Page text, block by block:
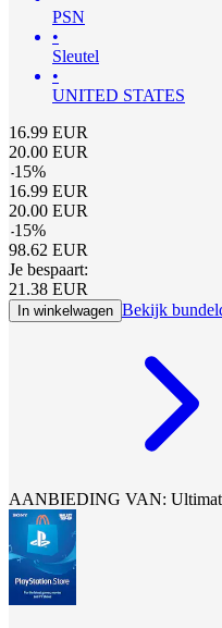
PSN
•
Sleutel
•
UNITED STATES
16.99 EUR
20.00 EUR
-15%
16.99 EUR
20.00 EUR
-15%
98.62 EUR
Je bespaart:
21.38 EUR
In winkelwagen Bekijk
AANBIEDING VAN: